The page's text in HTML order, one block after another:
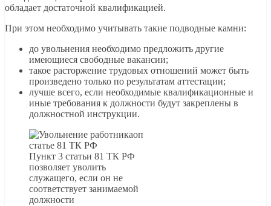
обладает достаточной квалификацией.
При этом необходимо учитывать такие подводные камни:
до увольнения необходимо предложить другие
имеющиеся свободные вакансии;
такое расторжение трудовых отношений может быть
произведено только по результатам аттестации;
лучше всего, если необходимые квалификационные и
иные требования к должности будут закреплены в
должностной инструкции.
Пункт 3 статьи 81 ТК РФ
позволяет уволить
служащего, если он не
соответствует занимаемой
должности